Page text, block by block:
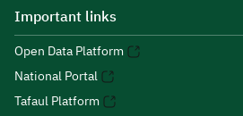
Important links
Open Data Platform
National Portal
Tafaul Platform